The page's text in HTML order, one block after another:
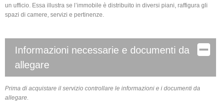
un ufficio. Essa illustra se l’immobile è distribuito in diversi piani, raffigura gli
spazi di camere, servizi e pertinenze.
Informazioni necessarie e documenti da
allegare
Prima di acquistare il servizio controllare le informazioni e i documenti da
allegare.